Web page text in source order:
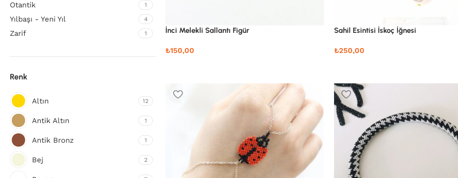
Otantik 1
Yılbaşı - Yeni Yıl 4
Zarif 1
Renk
Altın 12
Antik Altın 1
Antik Bronz 1
Bej 2
İnci Melekli Sallantı Figür
₺150,00
Sahil Esintisi İskoç İğnesi
₺250,00